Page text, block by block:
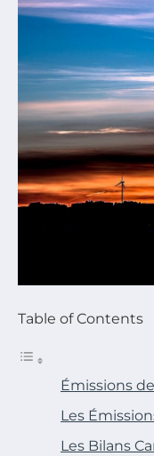
Table of Contents
Émissions
Les
Les Bilans